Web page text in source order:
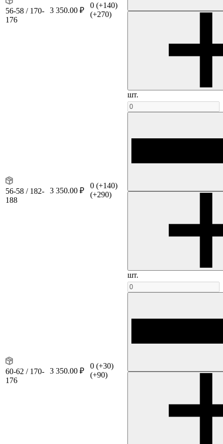
56-58 / 170-
176
3 350.00 ₽
0 (+140)
(+270)
шт.
56-58 / 182-
188
3 350.00 ₽
0 (+140)
(+290)
шт.
60-62 / 170-
176
3 350.00 ₽
0 (+30)
(+90)